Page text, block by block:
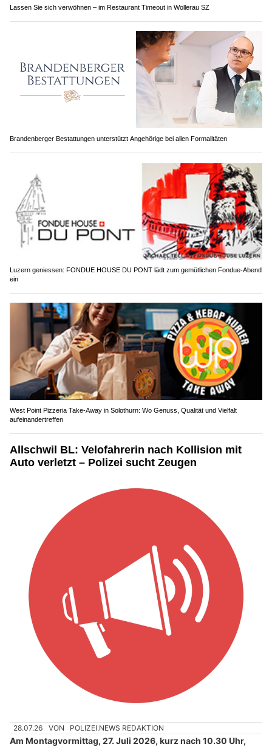
Lassen Sie sich verwöhnen – im Restaurant Timeout in Wollerau SZ
Brandenberger Bestattungen unterstützt Angehörige bei allen Formalitäten
Luzern geniessen: FONDUE HOUSE DU PONT lädt zum gemütlichen Fondue-Abend
ein
West Point Pizzeria Take-Away in Solothurn: Wo Genuss, Qualität und Vielfalt
aufeinandertreffen
Allschwil BL: Velofahrerin nach Kollision mit
Auto verletzt – Polizei sucht Zeugen
28.07.26 VON POLIZEI.NEWS REDAKTION
Am Montagvormittag, 27. Juli 2026, kurz nach 10.30 Uhr,